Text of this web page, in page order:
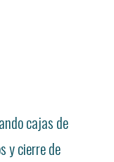
cajas de
y cierre de